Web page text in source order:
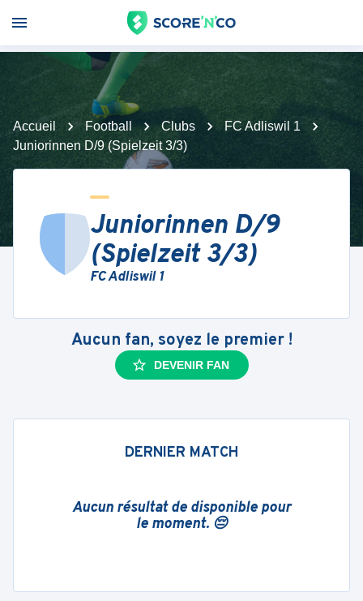
Accueil Football Clubs
FC Adliswil 1
Juniorinnen D/9 (Spielzeit 3/3)
Juniorinnen D/9
(Spielzeit 3/3)
FC Adliswil 1
Aucun fan, soyez le premier !
DEVENIR FAN
DERNIER MATCH
Aucun résultat de disponible pour
le moment. 😔